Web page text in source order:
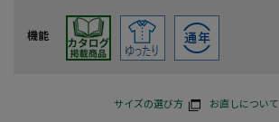
機能
サイズの選び方 お直しについて